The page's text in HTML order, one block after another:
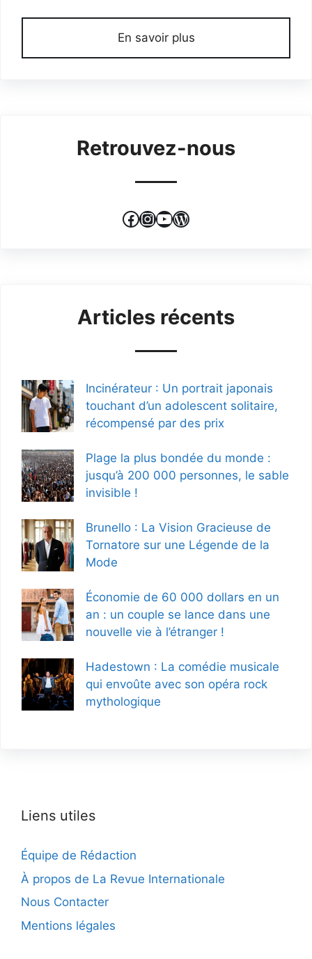
En savoir plus
Retrouvez-nous
Facebook
Instagram
YouTube
WordPress
Articles récents
Incinérateur : Un portrait japonais
touchant d’un adolescent solitaire,
récompensé par des prix
Plage la plus bondée du monde :
jusqu’à 200 000 personnes, le sable
invisible !
Brunello : La Vision Gracieuse de
Tornatore sur une Légende de la
Mode
Économie de 60 000 dollars en un
an : un couple se lance dans une
nouvelle vie à l’étranger !
Hadestown : La comédie musicale
qui envoûte avec son opéra rock
mythologique
Liens utiles
Équipe de Rédaction
À propos de La Revue Internationale
Nous Contacter
Mentions légales